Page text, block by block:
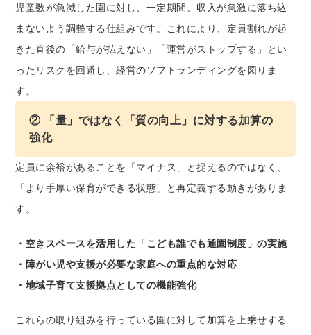
児童数が急減した園に対し、一定期間、収入が急激に落ち込
まないよう調整する仕組みです。これにより、定員割れが起
きた直後の「給与が払えない」「運営がストップする」とい
ったリスクを回避し、経営のソフトランディングを図りま
す。
② 「量」ではなく「質の向上」に対する加算の
強化
定員に余裕があることを「マイナス」と捉えるのではなく、
「より手厚い保育ができる状態」と再定義する動きがありま
す。
・空きスペースを活用した「こども誰でも通園制度」の実施
・障がい児や支援が必要な家庭への重点的な対応
・地域子育て支援拠点としての機能強化
これらの取り組みを行っている園に対して加算を上乗せする